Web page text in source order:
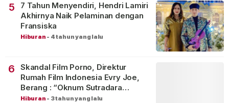
5
7 Tahun Menyendiri, Hendri Lamiri
Akhirnya Naik Pelaminan dengan
Fransiska
Hiburan - 4 tahun yang lalu
6
Skandal Film Porno, Direktur
Rumah Film Indonesia Evry Joe,
Berang : “Oknum Sutradara
Merusak Perfilman Indonesia”!
Hiburan - 3 tahun yang lalu